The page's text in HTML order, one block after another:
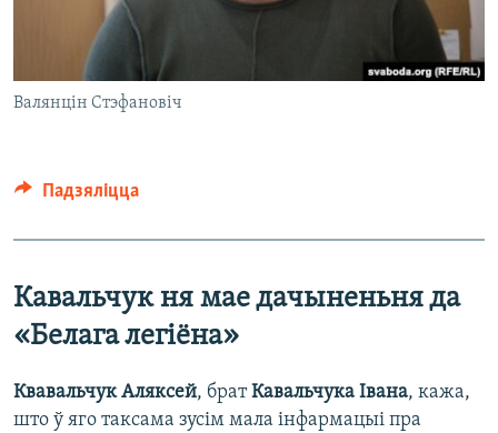
Валянцін Стэфановіч
Падзяліцца
Кавальчук ня мае дачыненьня да
«Белага легіёна»
Квавальчук Аляксей, братКавальчука Івана, кажа,
што ў яго таксама зусім мала інфармацыі пра